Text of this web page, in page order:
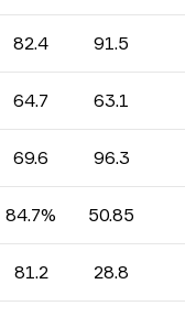
82.4 91.5
64.7 63.1
69.6 96.3
84.7% 50.85
81.2 28.8